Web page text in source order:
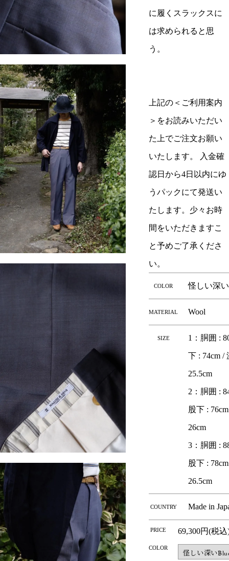
に履くスラックスに
は求められると思
う。
上記の＜ご利用案内
＞をお読みいただい
た上でご注文お願い
いたします。 入金確
認日から4日以内にゆ
うパックにて発送い
たします。少々お時
間をいただきますこ
と予めご了承くださ
い。
COLOR 怪しい深
MATERIAL Wool
SIZE 1：胴囲 :
下 : 74cm /
25.5cm
2：胴囲 :
股下 :
26cm
3：胴囲 :
股下 :
26.5cm
COUNTRY Made in
PRICE 69,300円(税込
COLOR